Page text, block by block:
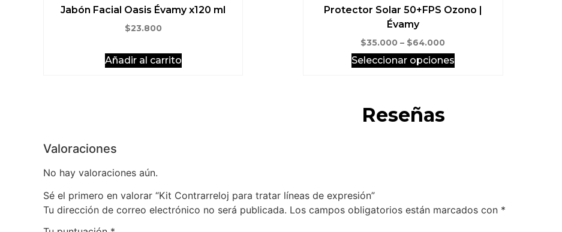
Jabón Facial Oasis Évamy x120 ml
$23.800
Añadir al carrito
Protector Solar 50+FPS Ozono |
Évamy
$35.000 – $64.000
Seleccionar opciones
Reseñas
Valoraciones
No hay valoraciones aún.
Sé el primero en valorar “Kit Contrarreloj para tratar líneas de expresión”
Tu dirección de correo electrónico no será publicada. Los campos obligatorios están marcados con *